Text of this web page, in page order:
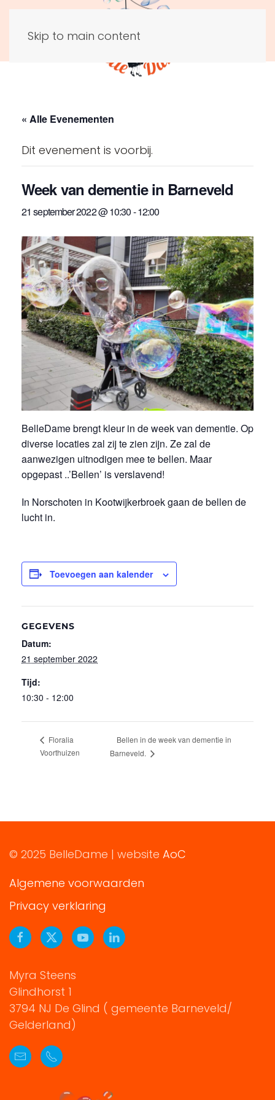
Skip to main content
« Alle Evenementen
Dit evenement is voorbij.
Week van dementie in Barneveld
21 september 2022 @ 10:30-12:00
BelleDame brengt kleur in de week van dementie. Op
diverse locaties zal zij te zien zijn. Ze zal de
aanwezigen uitnodigen mee te bellen. Maar
opgepast ..’Bellen’ is verslavend!
In Norschoten in Kootwijkerbroek gaan de bellen de
lucht in.
Toevoegen aan kalender
GEGEVENS
Datum:
21 september 2022
Tijd:
10:30 - 12:00
Floralia
Voorthuizen
Bellen in de week van dementie in
Barneveld.
© 2025 BelleDame | website AoC
Algemene voorwaarden
Privacy verklaring
Myra Steens
Glindhorst 1
3794 NJ De Glind ( gemeente Barneveld/
Gelderland)